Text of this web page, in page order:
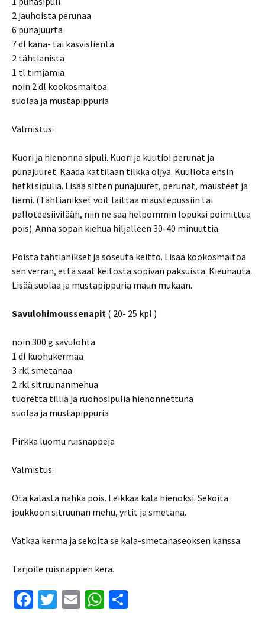
2 jauhoista perunaa
6 punajuurta
7 dl kana- tai kasvislientä
2 tähtianista
1 tl timjamia
noin 2 dl kookosmaitoa
suolaa ja mustapippuria
Valmistus:
Kuori ja hienonna sipuli. Kuori ja kuutioi perunat ja
punajuuret. Kaada kattilaan tilkka öljyä. Kuullota ensin
hetki sipulia. Lisää sitten punajuuret, perunat, mausteet ja
liemi. (Tähtianikset voit laittaa maustepussiin tai
palloteesiivilään, niin ne saa helpommin lopuksi poimittua
pois). Anna sopan kiehua hiljalleen 30-40 minuuttia.
Poista tähtianikset ja soseuta keitto. Lisää kookosmaitoa
sen verran, että saat keitosta sopivan paksuista. Kieuhauta.
Lisää suolaa ja mustapippuria maun mukaan.
Savulohimoussenapit ( 20- 25 kpl )
noin 300 g savulohta
1 dl kuohukermaa
3 rkl smetanaa
2 rkl sitruunanmehua
tuoretta tilliä ja ruohosipulia hienonnettuna
suolaa ja mustapippuria
Pirkka luomu ruisnappeja
Valmistus:
Ota kalasta nahka pois. Leikkaa kala hienoksi. Sekoita
joukkoon sitruunan mehu, yrtit ja smetana.
Vatkaa kerma ja sekoita se kala-smetanaseoksen kanssa.
Tarjoile ruisnappien kera.
Fa T
E
W